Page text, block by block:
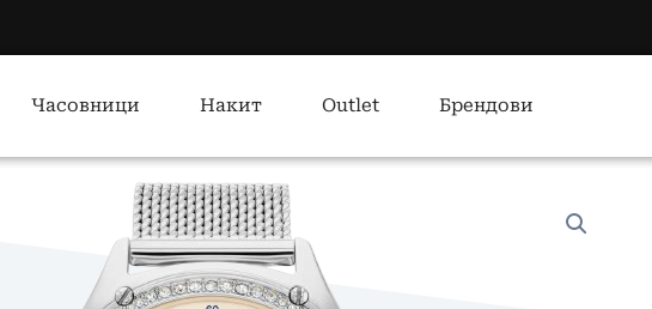
Часовници Накит Outlet Брендови